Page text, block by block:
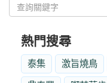
熱門搜尋
泰集 激旨燒鳥